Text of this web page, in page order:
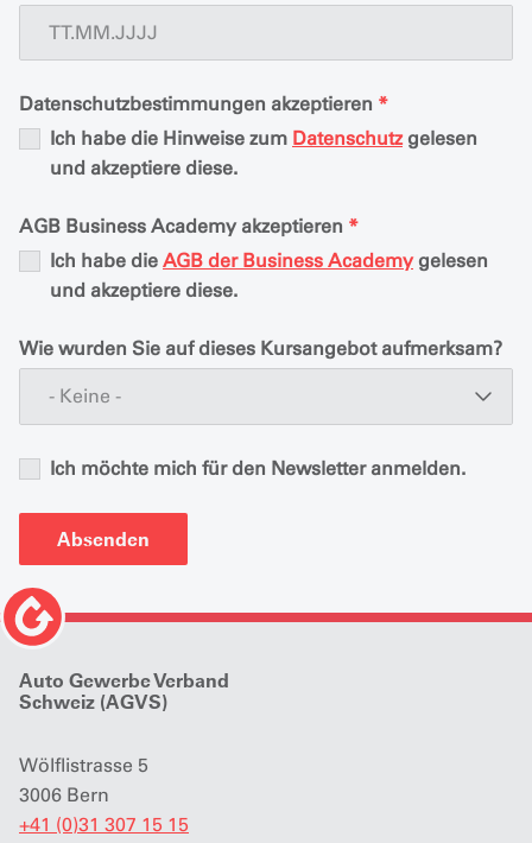
Datenschutzbestimmungen akzeptieren *
Ich habe die Hinweise zum Datenschutzgelesen
und akzeptiere diese.
AGB Business Academy akzeptieren *
Ich habe die AGB der Business Academygelesen
und akzeptiere diese.
Wie wurden Sie auf dieses Kursangebot aufmerksam?
- Keine -
Ich möchte mich für den Newsletter anmelden.
Absenden
Auto Gewerbe Verband
Schweiz (AGVS)
Wölflistrasse 5
3006 Bern
+41 (0)31 307 15 15